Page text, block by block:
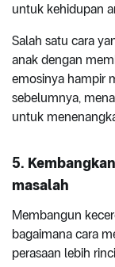
untuk kehidupan
Salah satu cara
anak dengan
emosinya hampir
sebelumnya,
untuk
5.
masalah
Membangun
bagaimana cara
perasaan lebih